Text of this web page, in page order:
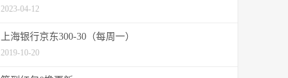
2023-04-12
上海银行京东300-30（每周一）
2019-10-20